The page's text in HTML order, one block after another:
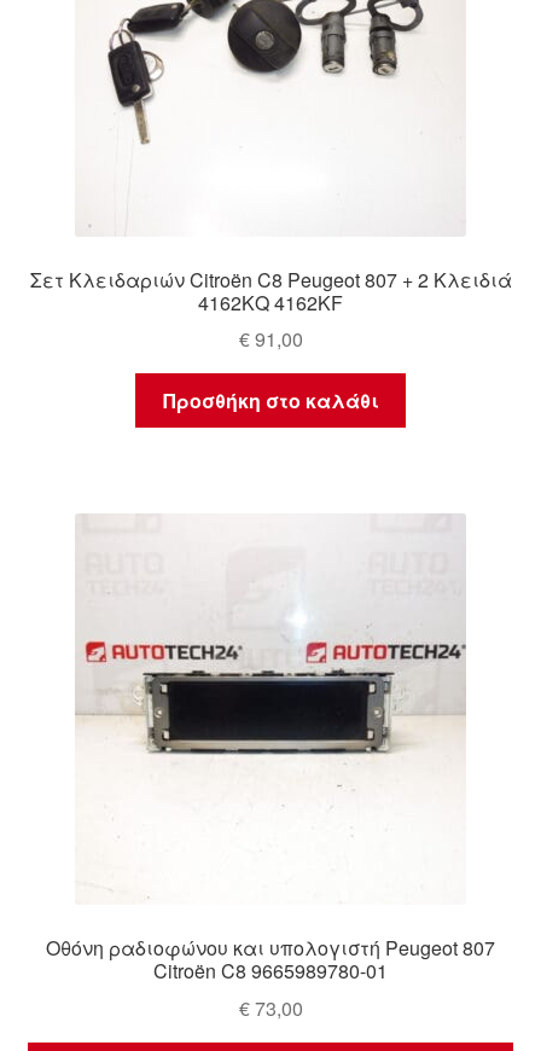
Σετ Κλειδαριών Citroën C8 Peugeot 807 + 2 Κλειδιά
4162KQ 4162KF
€91,00
Προσθήκη στο καλάθι
Οθόνη ραδιοφώνου και υπολογιστή Peugeot 807
Citroën C8 9665989780-01
€73,00